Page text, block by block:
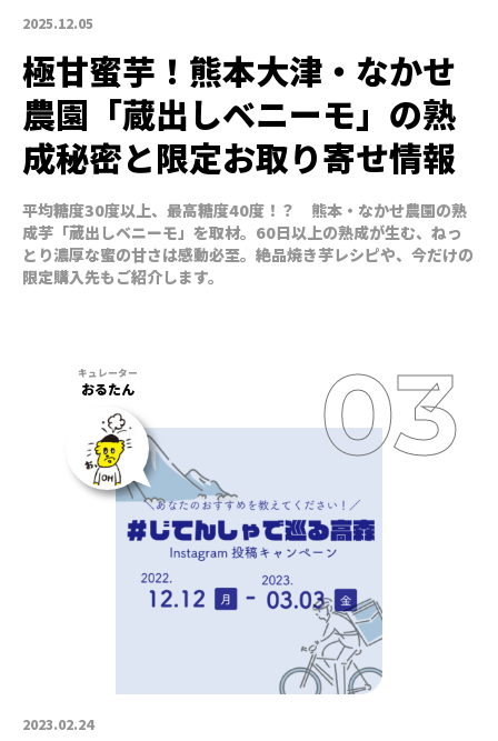
2025.12.05
極甘蜜芋！熊本大津・なかせ
農園「蔵出しベニーモ」の熟
成秘密と限定お取り寄せ情報
平均糖度30度以上、最高糖度40度！？ 熊本・なかせ農園の熟
成芋「蔵出しベニーモ」を取材。60日以上の熟成が生む、ねっ
とり濃厚な蜜の甘さは感動必至。絶品焼き芋レシピや、今だけの
限定購入先もご紹介します。
2023.02.24
おるたん